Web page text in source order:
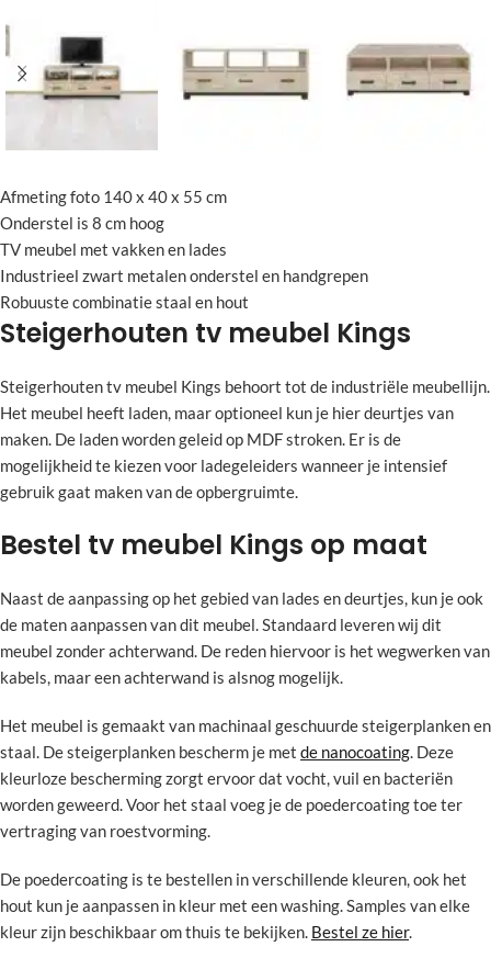
Afmeting foto 140 x 40 x 55 cm
Onderstel is 8 cm hoog
TV meubel met vakken en lades
Industrieel zwart metalen onderstel en handgrepen
Robuuste combinatie staal en hout
Steigerhouten tv meubel Kings
Steigerhouten tv meubel Kings behoort tot de industriële meubellijn.
Het meubel heeft laden, maar optioneel kun je hier deurtjes van
maken. De laden worden geleid op MDF stroken. Er is de
mogelijkheid te kiezen voor ladegeleiders wanneer je intensief
gebruik gaat maken van de opbergruimte.
Bestel tv meubel Kings op maat
Naast de aanpassing op het gebied van lades en deurtjes, kun je ook
de maten aanpassen van dit meubel. Standaard leveren wij dit
meubel zonder achterwand. De reden hiervoor is het wegwerken van
kabels, maar een achterwand is alsnog mogelijk.
Het meubel is gemaakt van machinaal geschuurde steigerplanken en
staal. De steigerplanken bescherm je met de nanocoating. Deze
kleurloze bescherming zorgt ervoor dat vocht, vuil en bacteriën
worden geweerd. Voor het staal voeg je de poedercoating toe ter
vertraging van roestvorming.
De poedercoating is te bestellen in verschillende kleuren, ook het
hout kun je aanpassen in kleur met een washing. Samples van elke
kleur zijn beschikbaar om thuis te bekijken. Bestel ze hier.